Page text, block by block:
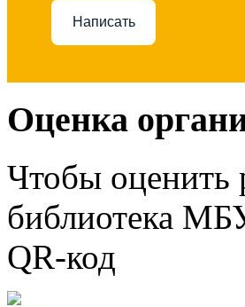
Написать
Оценка
Чтобы оценить
библиотека
QR-код